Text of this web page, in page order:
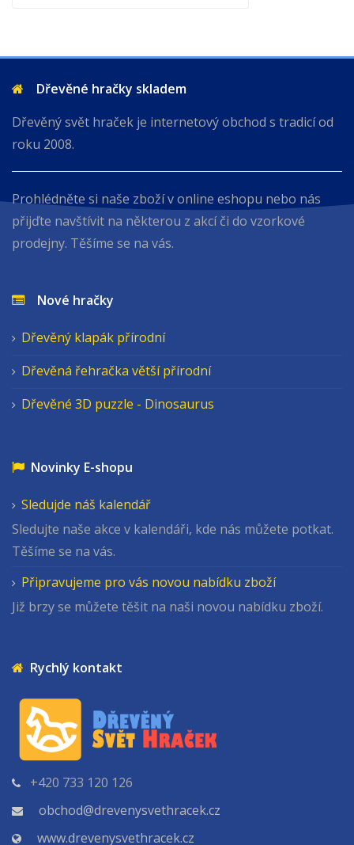
Dřevěné hračky skladem
Dřevěný svět hraček je internetový obchod s tradicí od
roku 2008.
Prohlédněte si naše zboží v online eshopu nebo nás
přijďte navštívit na některou z akcí či do vzorkové
prodejny. Těšíme se na vás.
Nové hračky
Dřevěný klapák přírodní
Dřevěná řehračka větší přírodní
Dřevěné 3D puzzle - Dinosaurus
Novinky E-shopu
Sledujde náš kalendář
Sledujte naše akce v kalendáři, kde nás můžete potkat.
Těšíme se na vás.
Připravujeme pro vás novou nabídku zboží
Již brzy se můžete těšit na naši novou nabídku zboží.
Rychlý kontakt
+420 733 120 126
obchod@drevenysvethracek.cz
www.drevenysvethracek.cz